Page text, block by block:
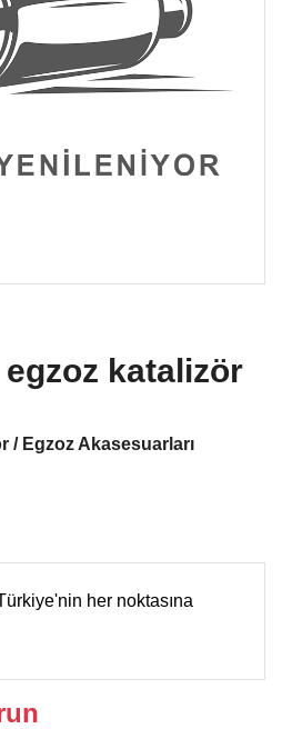
katalizör
/ Egzoz Akasesuarları
her noktasına